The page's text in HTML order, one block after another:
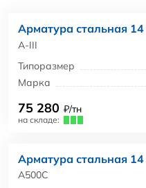
Арматура стальная
А-III
Типоразмер
Марка
75 280 ₽/тн
на складе:
Арматура стальная
А500С